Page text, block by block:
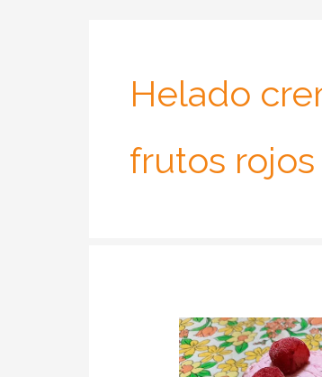
Helado
frutos rojos